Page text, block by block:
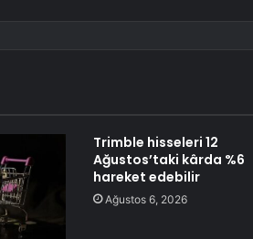
Trimble hisseleri 12
Ağustos’taki kârda %6
hareket edebilir
Ağustos 6, 2026